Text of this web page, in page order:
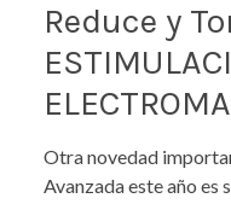
Reduce y
Otra novedad
Avanzada este año es